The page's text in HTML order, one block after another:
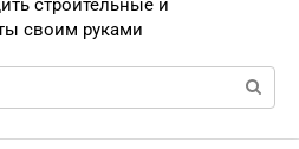
строительные и
своим руками